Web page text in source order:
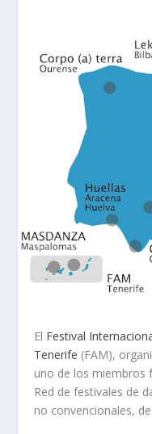
El Festival
Tenerife (FAM),
uno de los miembros
Red de festivales de
no convencionales,